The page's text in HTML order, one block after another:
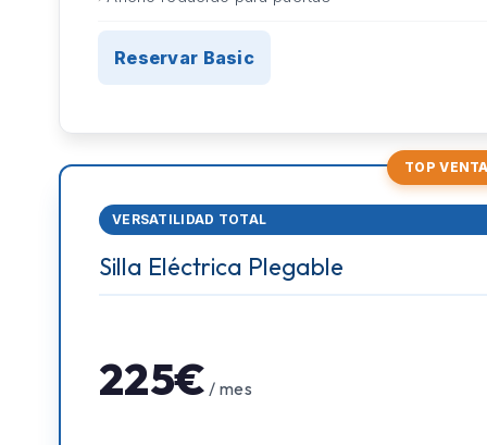
Reservar Basic
TOP
VERSATILIDAD TOTAL
Silla Eléctrica Plegable
225€ / mes